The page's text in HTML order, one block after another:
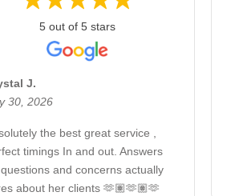
5 out of 5 stars
J.
30, 2026
the best great service ,
timings In and out. Answers
and concerns actually
about her clients 🫶🏽🫶🏽🫶